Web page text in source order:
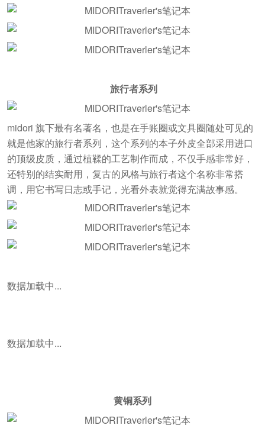
旅行者系列
midori 旗下最有名著名，也是在手账圈或文具圈随处可见的
就是他家的旅行者系列，这个系列的本子外皮全部采用进口
的顶级皮质，通过植鞣的工艺制作而成，不仅手感非常好，
还特别的结实耐用，复古的风格与旅行者这个名称非常搭
调，用它书写日志或手记，光看外表就觉得充满故事感。
数据加载中...
数据加载中...
黄铜系列